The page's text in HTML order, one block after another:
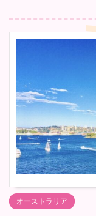
オーストラリア